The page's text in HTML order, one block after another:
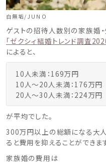
白無垢/JUNO
ゲストの招待人数別の家族婚
「ゼクシィ結婚トレンド調査
によると、
10人未満：169万円
10人〜20人未満：176万円
20人〜30人未満：224万円
が平均でした。
300万円以上の総額になる大
ると費用を抑えることができま
家族婚の費用は